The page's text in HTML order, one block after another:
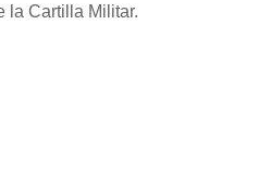
la Cartilla Militar.